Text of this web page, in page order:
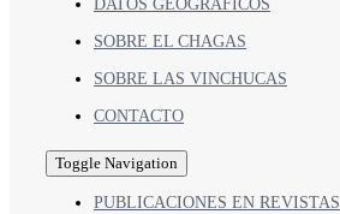
DATOS GEOGRÁFICOS
SOBRE EL CHAGAS
SOBRE LAS VINCHUCAS
CONTACTO
Toggle Navigation
PUBLICACIONES EN REVISTAS